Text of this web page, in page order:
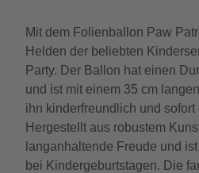
Mit dem Folienballon Paw
Helden der beliebten
Party. Der Ballon hat einen
und ist mit einem 35 cm
ihn kinderfreundlich und
Hergestellt aus robustem
langanhaltende Freude und
bei Kindergeburtstagen. Die